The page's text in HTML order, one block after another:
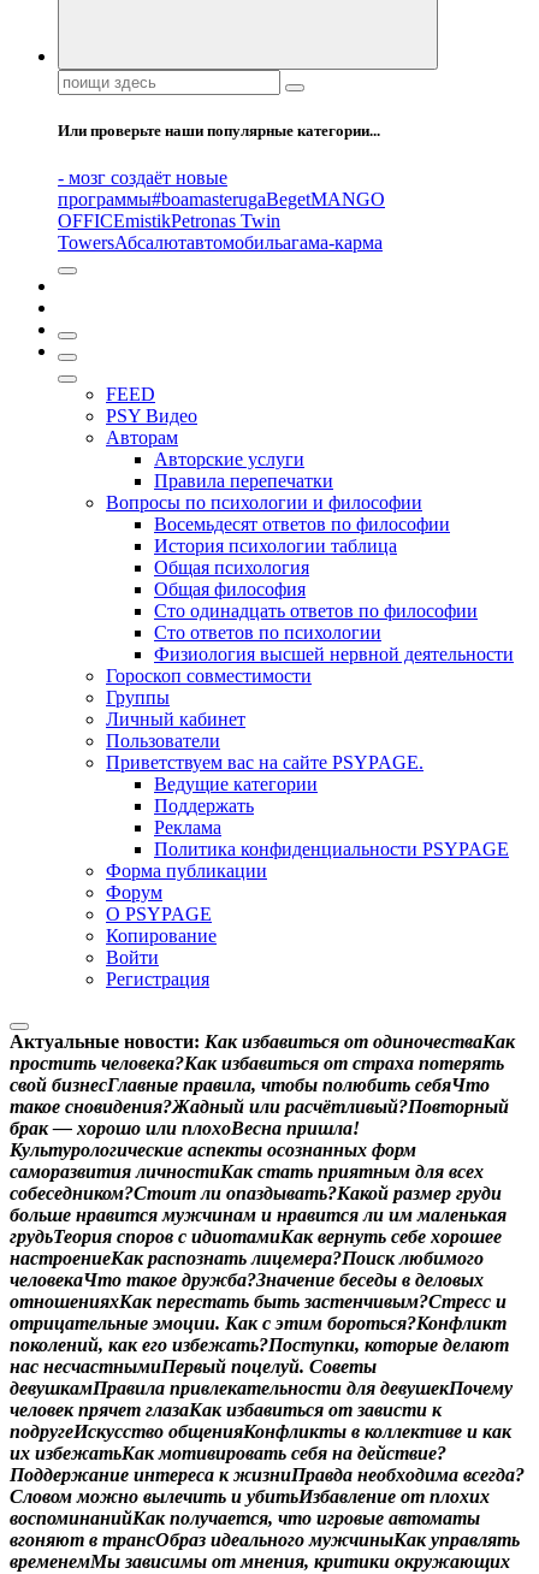
Поиск:
Или проверьте наши популярные категории...
- мозг создаёт новые
программы#boamasterugaBegetMANGO
OFFICEmistikPetronas Twin
TowersАбсалютавтомобильагама-карма
FEED
PSY Видео
Авторам
Авторские услуги
Правила перепечатки
Вопросы по психологии и философии
Восемьдесят ответов по философии
История психологии таблица
Общая психология
Общая философия
Сто одинадцать ответов по философии
Сто ответов по психологии
Физиология высшей нервной деятельности
Гороскоп совместимости
Группы
Личный кабинет
Пользователи
Приветствуем вас на сайте PSYPAGE.
Ведущие категории
Поддержать
Реклама
Политика конфиденциальности PSYPAGE
Форма публикации
Форум
О PSYPAGE
Копирование
Войти
Регистрация
Актуальные новости: Как избавиться от одиночестваКак
простить человека?Как избавиться от страха потерять
свой бизнесГлавные правила, чтобы полюбить себяЧто
такое сновидения?Жадный или расчётливый?Повторный
брак — хорошо или плохоВесна пришла!
Культурологические аспекты осознанных форм
саморазвития личностиКак стать приятным для всех
собеседником?Стоит ли опаздывать?Какой размер груди
больше нравится мужчинам и нравится ли им маленькая
грудьТеория споров с идиотамиКак вернуть себе хорошее
настроениеКак распознать лицемера?Поиск любимого
человекаЧто такое дружба?Значение беседы в деловых
отношенияхКак перестать быть застенчивым?Стресс и
отрицательные эмоции. Как с этим бороться?Конфликт
поколений, как его избежать?Поступки, которые делают
нас несчастнымиПервый поцелуй. Советы
девушкамПравила привлекательности для девушекПочему
человек прячет глазаКак избавиться от зависти к
подругеИскусство общенияКонфликты в коллективе и как
их избежатьКак мотивировать себя на действие?
Поддержание интереса к жизниПравда необходима всегда?
Словом можно вылечить и убитьИзбавление от плохих
воспоминанийКак получается, что игровые автоматы
вгоняют в трансОбраз идеального мужчиныКак управлять
временемМы зависимы от мнения, критики окружающих